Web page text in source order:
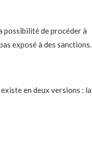
possibilité de procéder à
exposé à des sanctions.
en deux versions : la